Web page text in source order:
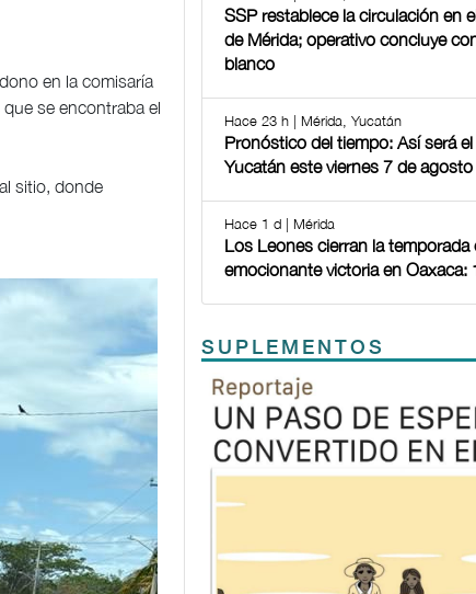
en la comisaría
se encontraba el
sitio, donde
SSP restablece la circulación en
de Mérida; operativo concluye
blanco
Hace 23 h | Mérida, Yucatán
Pronóstico del tiempo: Así será
Yucatán este viernes 7 de agosto
Hace 1 d | Mérida
Los Leones cierran la temporada
emocionante victoria en Oaxaca:
SUPLEMENTOS
Previous
TODOS LOS